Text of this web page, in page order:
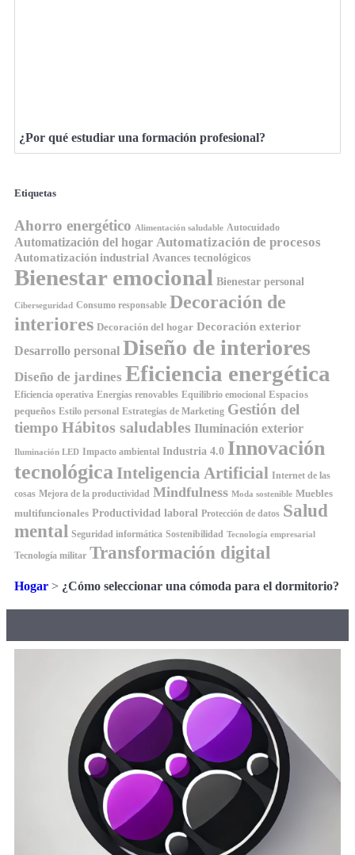
¿Por qué estudiar una formación profesional?
Etiquetas
Ahorro energético Alimentación saludable Autocuidado
Automatización del hogar Automatización de procesos
Automatización industrial Avances tecnológicos
Bienestar emocional Bienestar personal
Ciberseguridad Consumo responsable Decoración de
interiores Decoración del hogar Decoración exterior
Desarrollo personal Diseño de interiores
Diseño de jardines Eficiencia energética
Eficiencia operativa Energías renovables Equilibrio emocional Espacios
pequeños Estilo personal Estrategias de Marketing Gestión del
tiempo Hábitos saludables Iluminación exterior
Iluminación LED Impacto ambiental Industria 4.0 Innovación
tecnológica Inteligencia Artificial Internet de las
cosas Mejora de la productividad Mindfulness Moda sostenible Muebles
multifuncionales Productividad laboral Protección de datos Salud
mental Seguridad informática Sostenibilidad Tecnología empresarial
Tecnología militar Transformación digital
Hogar > ¿Cómo seleccionar una cómoda para el dormitorio?